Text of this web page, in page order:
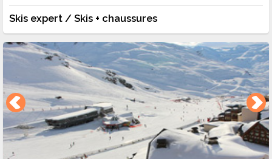
Skis expert / Skis + chaussures